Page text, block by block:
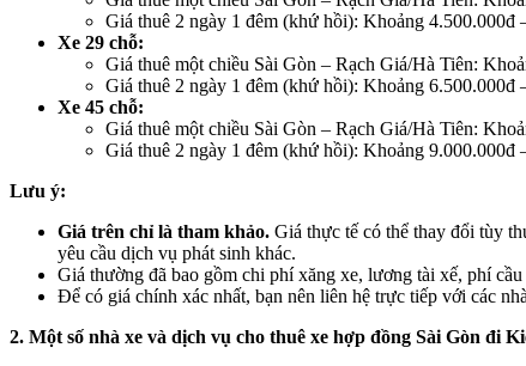
Giá thuê 2 ngày 1 đêm (khứ hồi): Khoảng 4.500.000đ
Xe 29 chỗ:
Giá thuê một chiều Sài Gòn – Rạch Giá/Hà Tiên:
Giá thuê 2 ngày 1 đêm (khứ hồi): Khoảng 6.500.000đ
Xe 45 chỗ:
Giá thuê một chiều Sài Gòn – Rạch Giá/Hà Tiên:
Giá thuê 2 ngày 1 đêm (khứ hồi): Khoảng 9.000.000đ
Lưu ý:
Giá trên chỉ là tham khảo. Giá thực tế có thể thay đổi tùy
yêu cầu dịch vụ phát sinh khác.
Giá thường đã bao gồm chi phí xăng xe, lương tài xế, phí
Để có giá chính xác nhất, bạn nên liên hệ trực tiếp với các
2. Một số nhà xe và dịch vụ cho thuê xe hợp đồng Sài Gòn đi